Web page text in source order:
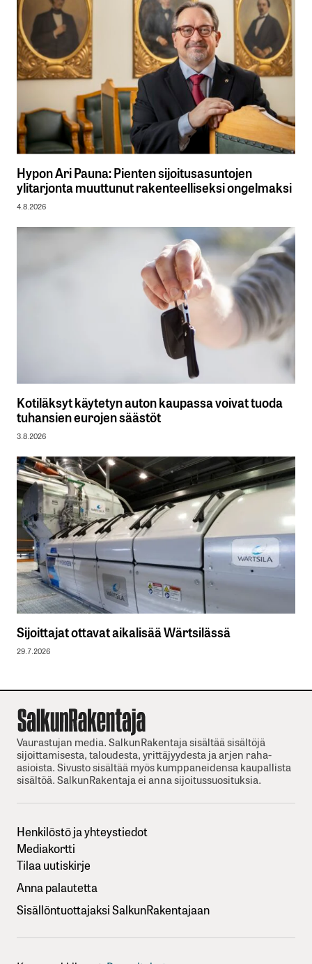
Hypon Ari Pauna: Pienten sijoitusasuntojen
ylitarjonta muuttunut rakenteelliseksi ongelmaksi
4.8.2026
Kotiläksyt käytetyn auton kaupassa voivat tuoda
tuhansien eurojen säästöt
3.8.2026
Sijoittajat ottavat aikalisää Wärtsilässä
29.7.2026
Vaurastujan media. SalkunRakentaja sisältää sisältöjä
sijoittamisesta, taloudesta, yrittäjyydesta ja arjen raha-
asioista. Sivusto sisältää myös kumppaneidensa kaupallista
sisältöä. SalkunRakentaja ei anna sijoitussuosituksia.
Henkilöstö ja yhteystiedot
Mediakortti
Tilaa uutiskirje
Anna palautetta
Sisällöntuottajaksi SalkunRakentajaan